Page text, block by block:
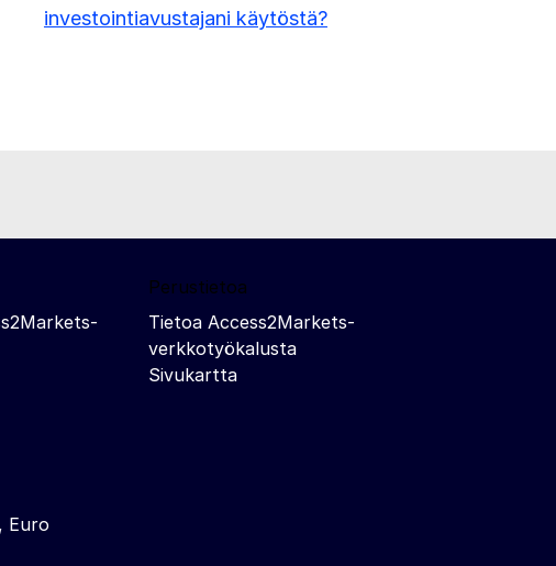
investointiavustajani käytöstä?
Perustietoa
Tietoa Access2Markets-
verkkotyökalusta
Sivukartta
Euro